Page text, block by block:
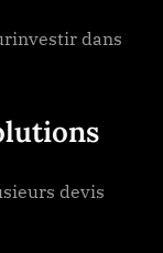
dans
devis